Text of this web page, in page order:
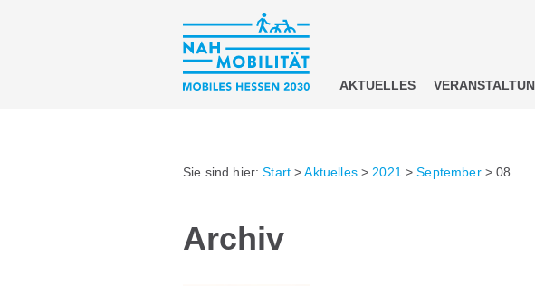
AKTUELLES
Sie sind hier:Start >Aktuelles> 2021 >September>08
Archiv